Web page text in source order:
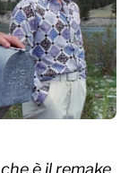
è il remake